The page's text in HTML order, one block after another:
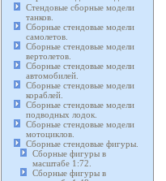
Стендовые сборные модели
танков.
Сборные стендовые модели
самолетов.
Сборные стендовые модели
вертолетов.
Сборные стендовые модели
автомобилей.
Сборные стендовые модели
кораблей.
Сборные стендовые модели
подводных лодок.
Сборные стендовые модели
мотоциклов.
Сборные стендовые фигуры.
Сборные фигуры в
масштабе 1:72.
Сборные фигуры в